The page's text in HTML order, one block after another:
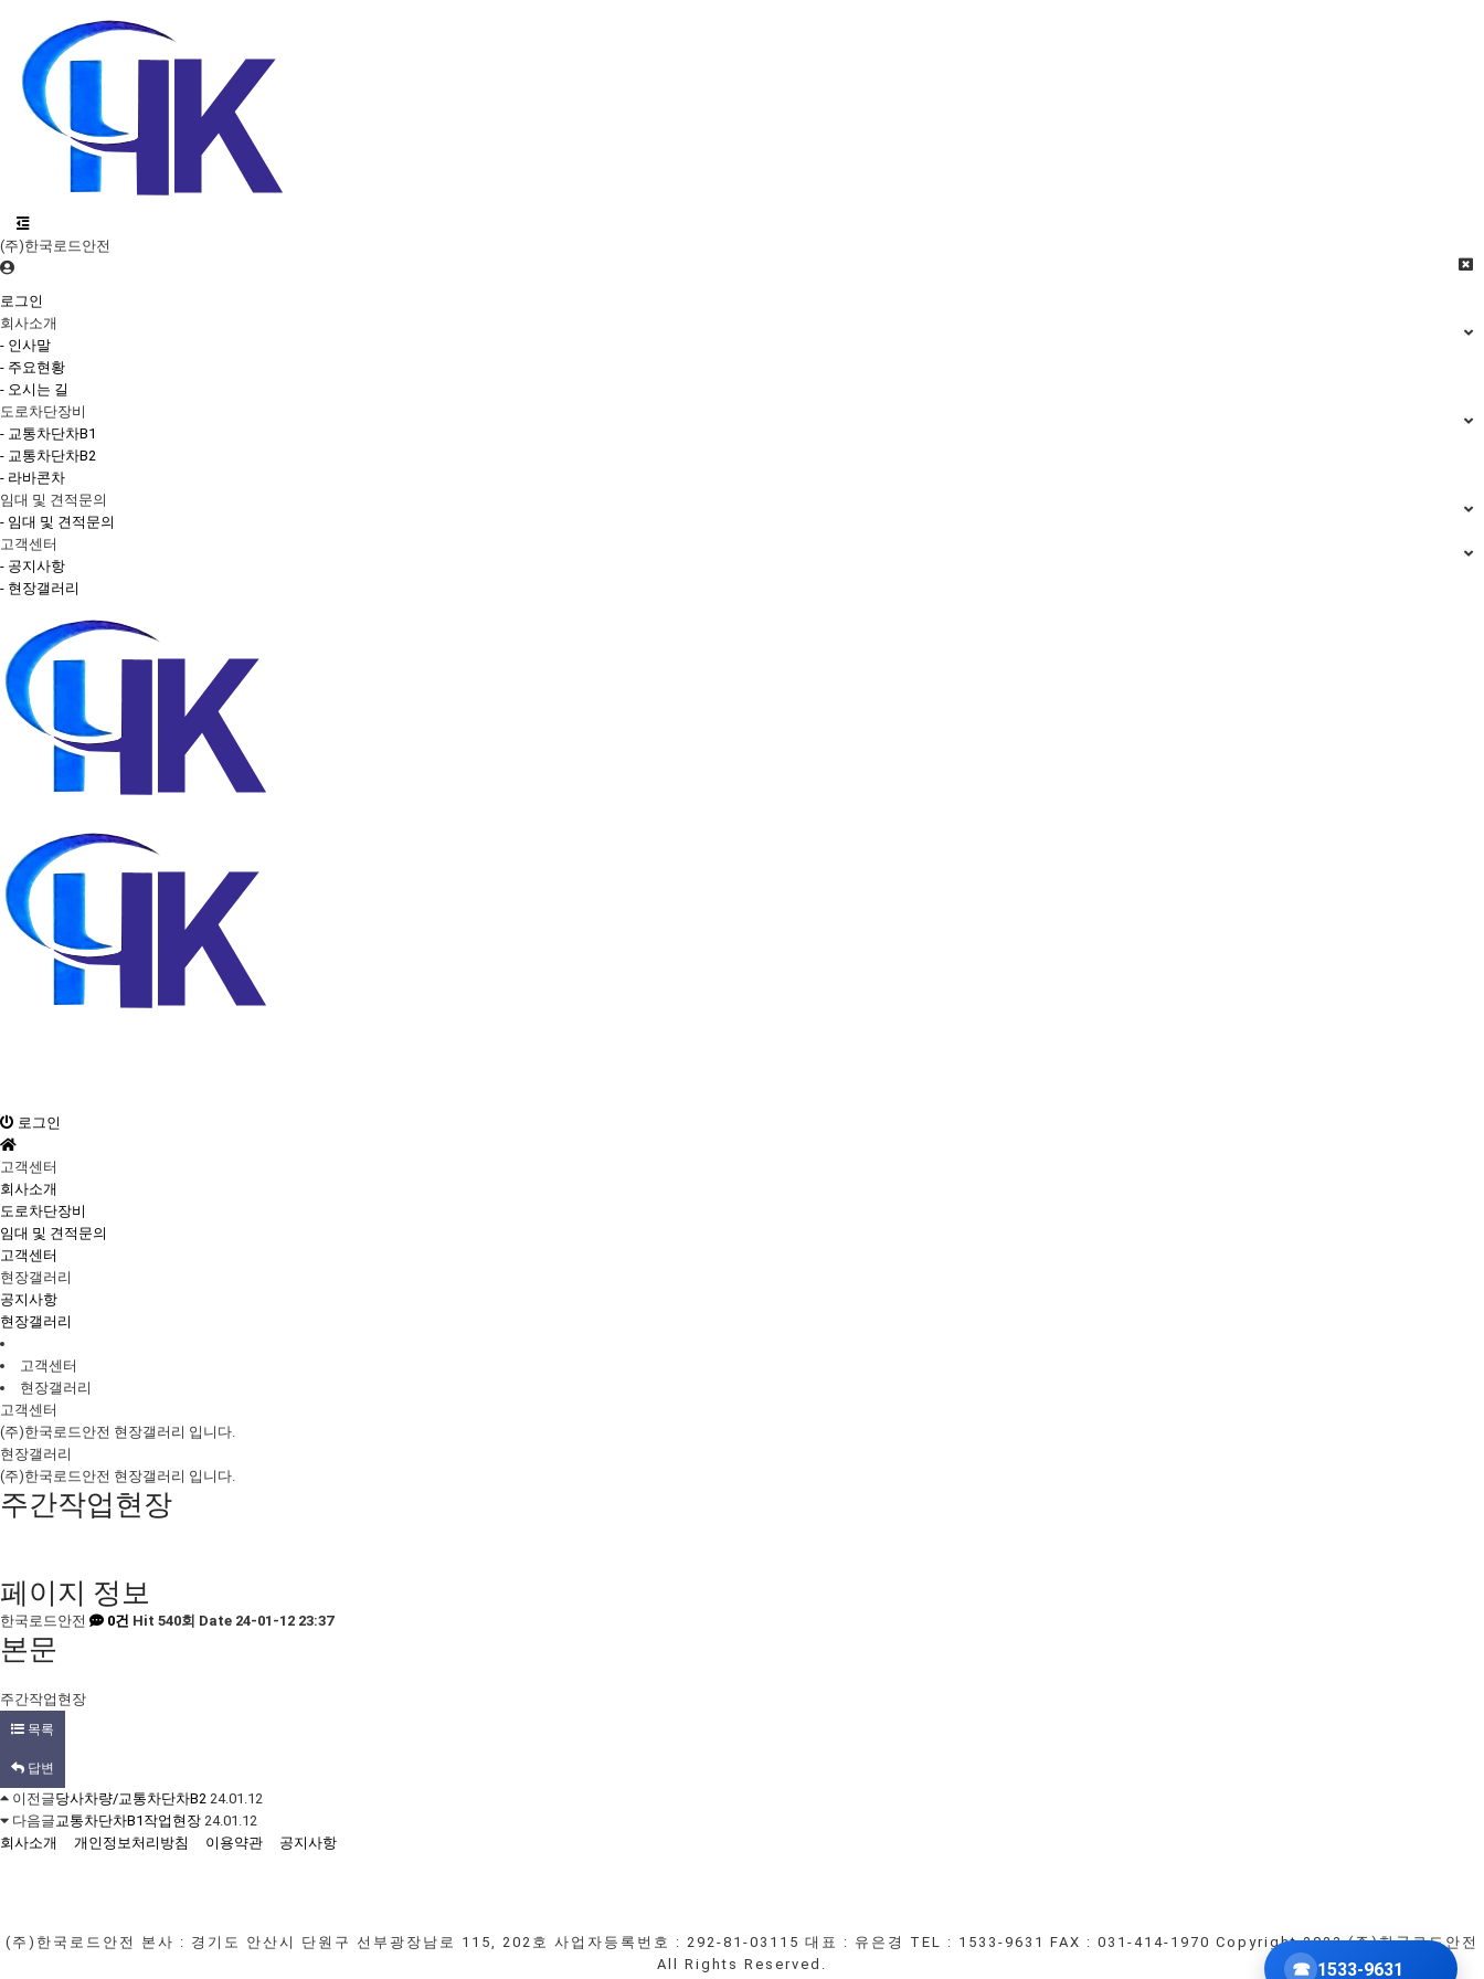
(주)한국로드안전
로그인
회사소개
- 인사말
- 주요현황
- 오시는 길
도로차단장비
- 교통차단차B1
- 교통차단차B2
- 라바콘차
임대 및 견적문의
- 임대 및 견적문의
고객센터
- 공지사항
- 현장갤러리
로그인
고객센터
회사소개
도로차단장비
임대 및 견적문의
고객센터
현장갤러리
공지사항
현장갤러리
고객센터
현장갤러리
고객센터
(주)한국로드안전 현장갤러리 입니다.
현장갤러리
(주)한국로드안전 현장갤러리 입니다.
주간작업현장
페이지 정보
한국로드안전 0건 Hit 540회 Date 24-01-12 23:37
본문
주간작업현장
목록
답변
이전글당사차량/교통차단차B2 24.01.12
다음글교통차단차B1작업현장 24.01.12
☎ 1533-9631
회사소개 개인정보처리방침 이용약관 공지사항
(주)한국로드안전 본사 : 경기도 안산시 단원구 선부광장남로 115, 202호 사업자등록번호 : 292-81-03115 대표 : 유은경 TEL : 1533-9631 FAX : 031-414-1970 Copyright 2023 (주)한국로드안전
All Rights Reserved.